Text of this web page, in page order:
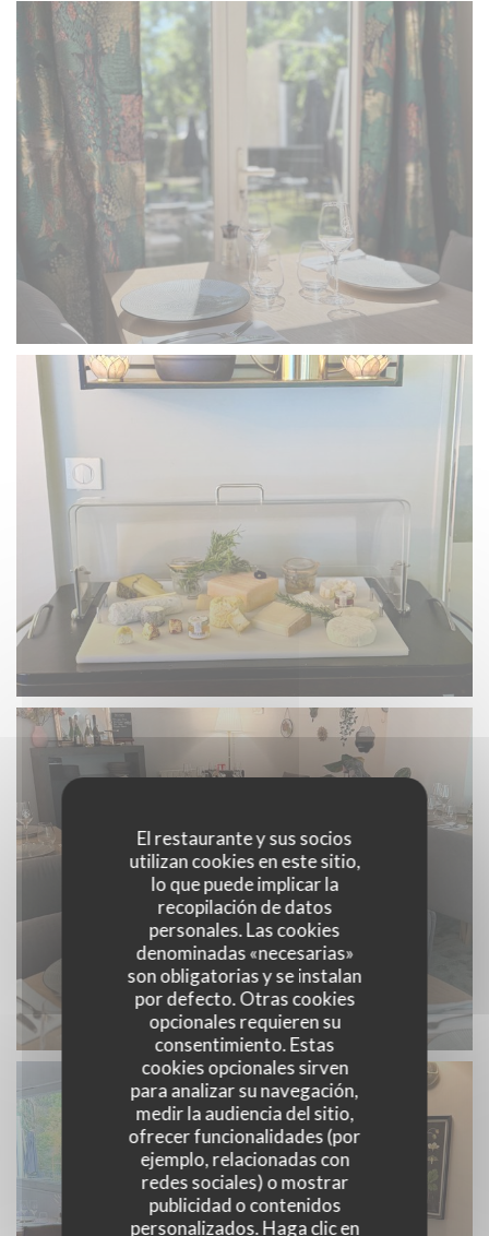
El restaurante y sus socios
utilizan cookies en este sitio,
lo que puede implicar la
recopilación de datos
personales. Las cookies
denominadas «necesarias»
son obligatorias y se instalan
por defecto. Otras cookies
opcionales requieren su
consentimiento. Estas
cookies opcionales sirven
para analizar su navegación,
medir la audiencia del sitio,
ofrecer funcionalidades (por
ejemplo, relacionadas con
redes sociales) o mostrar
publicidad o contenidos
personalizados. Haga clic en